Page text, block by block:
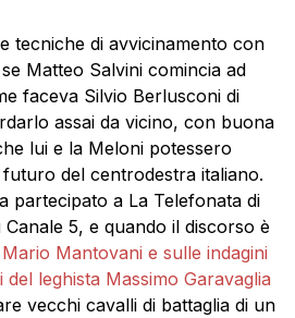
tecniche di avvicinamento con
Matteo Salvini comincia ad
faceva Silvio Berlusconi di
assai da vicino, con buona
lui e la Meloni potessero
del centrodestra italiano.
partecipato a La Telefonata di
5, e quando il discorso è
Mantovani e sulle indagini
leghista Massimo Garavaglia
vecchi cavalli di battaglia di un